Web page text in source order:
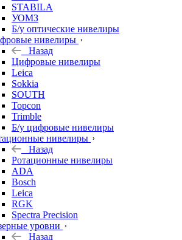
STABILA
УОМЗ
Б/у оптические нивелиры
нивелиры
Назад
Цифровые нивелиры
Leica
Sokkia
SOUTH
Topcon
Trimble
Б/у цифровые нивелиры
нивелиры
Назад
Ротационные нивелиры
ADA
Bosch
Leica
RGK
Spectra Precision
уровни
Назад